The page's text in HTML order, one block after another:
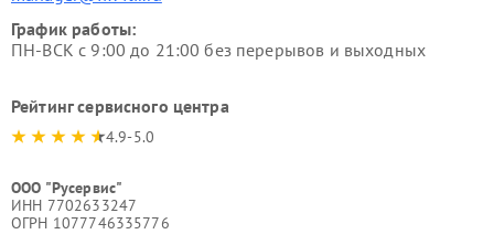
График работы:
ПН-ВСК с 9:00 до 21:00 без перерывов и выходных
Рейтинг сервисного центра
4.9-5.0
ООО "Русервис"
ИНН 7702633247
ОГРН 1077746335776